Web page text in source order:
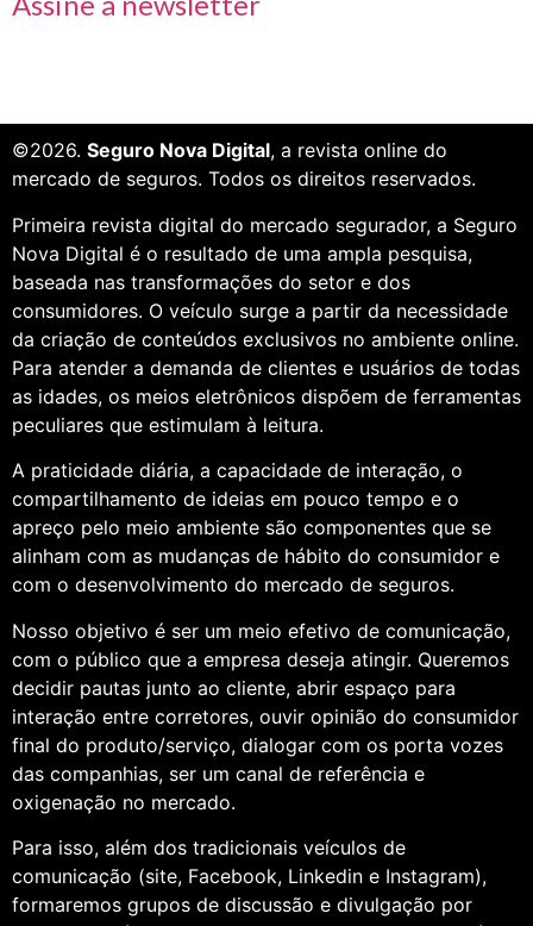
©2026. Seguro Nova Digital, a revista online do
mercado de seguros. Todos os direitos reservados.
Primeira revista digital do mercado segurador, a Seguro
Nova Digital é o resultado de uma ampla pesquisa,
baseada nas transformações do setor e dos
consumidores. O veículo surge a partir da necessidade
da criação de conteúdos exclusivos no ambiente online.
Para atender a demanda de clientes e usuários de todas
as idades, os meios eletrônicos dispõem de ferramentas
peculiares que estimulam à leitura.
A praticidade diária, a capacidade de interação, o
compartilhamento de ideias em pouco tempo e o
apreço pelo meio ambiente são componentes que se
alinham com as mudanças de hábito do consumidor e
com o desenvolvimento do mercado de seguros.
Nosso objetivo é ser um meio efetivo de comunicação,
com o público que a empresa deseja atingir. Queremos
decidir pautas junto ao cliente, abrir espaço para
interação entre corretores, ouvir opinião do consumidor
final do produto/serviço, dialogar com os porta vozes
das companhias, ser um canal de referência e
oxigenação no mercado.
Para isso, além dos tradicionais veículos de
comunicação (site, Facebook, Linkedin e Instagram),
formaremos grupos de discussão e divulgação por